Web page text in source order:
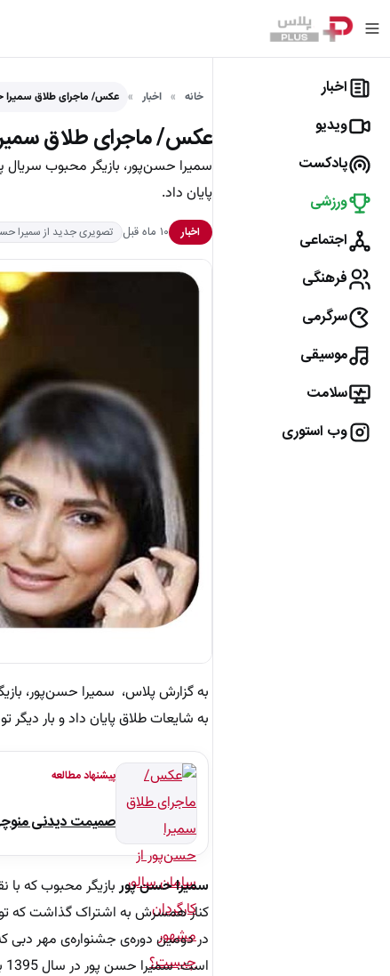
اخبار
ویدیو
پادکست
ورزشی
اجتماعی
فرهنگی
سرگرمی
موسیقی
سلامت
وب استوری
خانه اخبار عکس/ ماجرای طلاق سمیرا
عکس/ ماجرای طلاق
سمیرا حسن‌پور، بازیگر محبوب
پایان داد.
اخبار ۱۰ ماه قبل تصویری جدید از سمیرا
به گزارش پلاس، سمیرا حسن‌پور،
به شایعات طلاق پایان داد و بار دیگر
پیشنهاد مطالعه
صمیمت دیدنی
سمیرا حسن پوربازیگر محبوب که با
کنار همسرش به اشتراک گذاشت که
در دومین دوره‌ی جشنواره‌ی مهر دبی
است. سمیرا حسن‌ پور در سال 1395 با سامان سالور، کارگردان سینما ازدواج کرد، این زوج فرزندی ندارند.